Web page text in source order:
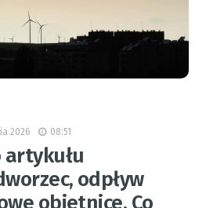
2026 08:51
odpływ
obietnice. Co